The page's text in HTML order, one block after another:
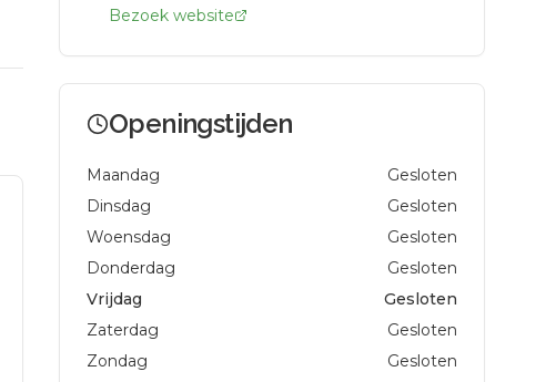
Bezoek website
Openingstijden
Maandag
Gesloten
Dinsdag
Gesloten
Woensdag
Gesloten
Donderdag
Gesloten
Vrijdag
Gesloten
Zaterdag
Gesloten
Zondag
Gesloten